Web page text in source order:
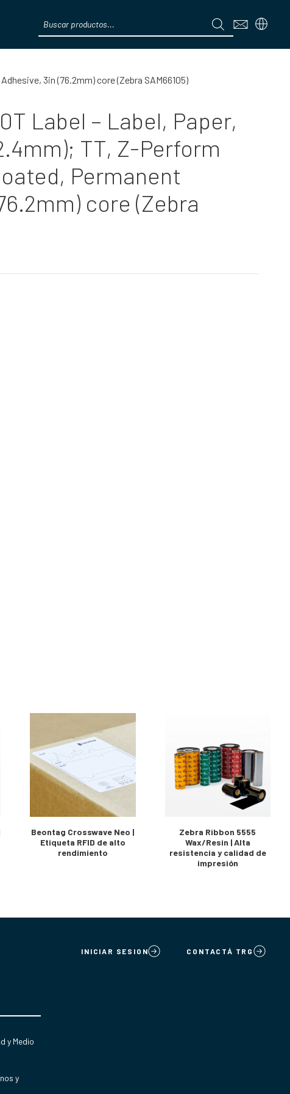
search
3in (76.2mm) core (Zebra SAM66105)
Label – Label, Paper,
TT, Z-Perform
Permanent
core (Zebra
Beontag Crosswave Neo |
Etiqueta RFID de alto
rendimiento
Zebra Ribbon 5555
Wax/Resin | Alta
resistencia y calidad de
impresión
INICIAR SESION CONTACTÁ TRG
y Medio
y